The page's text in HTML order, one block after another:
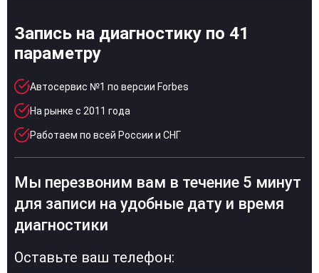
Запись на диагностику по 41
параметру
Автосервис №1 по версии Forbes
На рынке с 2011 года
Работаем по всей России и СНГ
Мы перезвоним вам в течение 5 минут
для записи на удобные дату и время
диагностики
Оставьте ваш телефон: